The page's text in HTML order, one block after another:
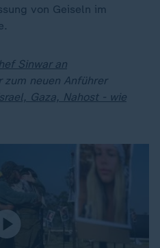
von Geiseln im
Sinwar an
zum neuen Anführer
Gaza, Nahost - wie